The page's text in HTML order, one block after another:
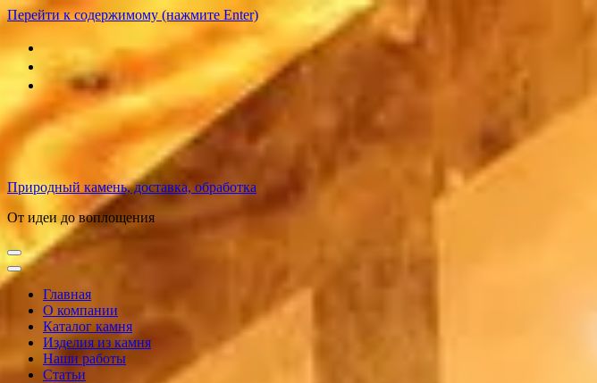
Перейти к содержимому (нажмите Enter)
Природный камень, доставка, обработка
От идеи до воплощения
Главная
О компании
Каталог камня
Изделия из камня
Наши работы
Статьи